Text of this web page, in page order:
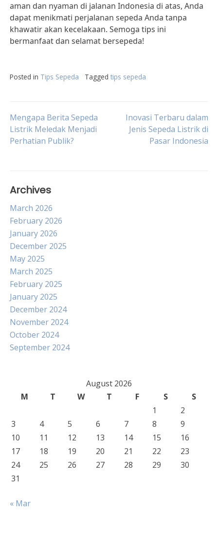
aman dan nyaman di jalanan Indonesia di atas, Anda
dapat menikmati perjalanan sepeda Anda tanpa
khawatir akan kecelakaan. Semoga tips ini
bermanfaat dan selamat bersepeda!
Posted in Tips Sepeda Tagged tips sepeda
Post
navigation
Mengapa Berita Sepeda
Listrik Meledak Menjadi
Perhatian Publik?
Inovasi Terbaru dalam
Jenis Sepeda Listrik di
Pasar Indonesia
Archives
March 2026
February 2026
January 2026
December 2025
May 2025
March 2025
February 2025
January 2025
December 2024
November 2024
October 2024
September 2024
August 2026
M
T W T F S
S
1
2
3
4 5 6 7 8
9
10
11 12 13 14 15
16
17
18 19 20 21 22
23
24
25 26 27 28 29
30
31
« Mar